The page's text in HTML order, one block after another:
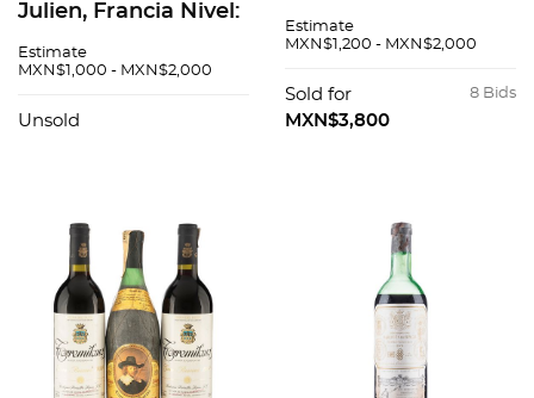
Julien, Francia Nivel:
superior 92 / 100
Estimate
MXN$1,000 - MXN$2,000
Unsold
Monopole Cosecha:
Georges, Francia
Nivel: a 3.1 cm 92 /
Estimate
MXN$1,200 - MXN$2,000
8 Bids
Sold for
MXN$3,800